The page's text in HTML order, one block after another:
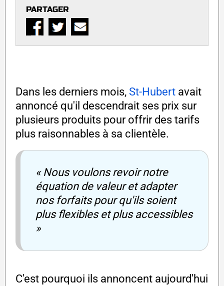
PARTAGER
Dans les derniers mois, St-Hubert avait
annoncé qu'il descendrait ses prix sur
plusieurs produits pour offrir des tarifs
plus raisonnables à sa clientèle.
« Nous voulons revoir notre
équation de valeur et adapter
nos forfaits pour qu'ils soient
plus flexibles et plus accessibles
»
C'est pourquoi ils annoncent aujourd'hui